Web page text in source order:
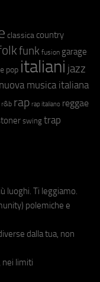
classica country
funk fusion garage
pop italiani jazz
nuova musica italiana
r&b rap rap italiano reggae
swing trap
luoghi. Ti leggiamo.
polemiche e
dalla tua, non
nei limiti